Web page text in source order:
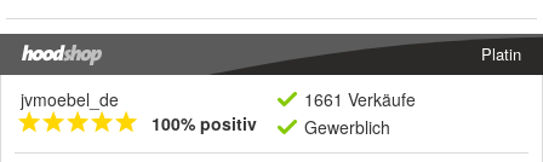
Platin
jvmoebel_de
100% positiv
1661 Verkäufe
Gewerblich